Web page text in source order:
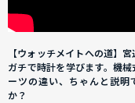
【ウォッチメイトへの道】宮
ガチで時計を学びます。機械
ーツの違い、ちゃんと説明
か？